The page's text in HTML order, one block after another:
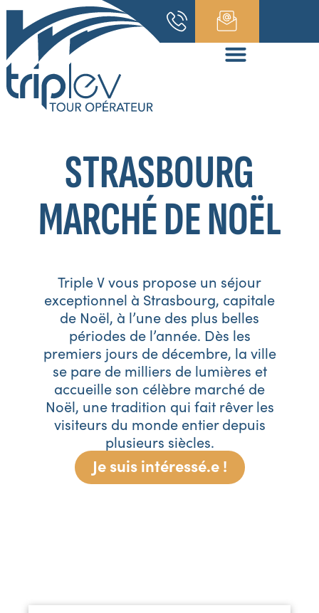
STRASBOURG
MARCHÉ DE NOËL
Triple V vous propose un séjour
exceptionnel à Strasbourg, capitale
de Noël, à l’une des plus belles
périodes de l’année. Dès les
premiers jours de décembre, la ville
se pare de milliers de lumières et
accueille son célèbre marché de
Noël, une tradition qui fait rêver les
visiteurs du monde entier depuis
plusieurs siècles.
Je suis intéressé.e !